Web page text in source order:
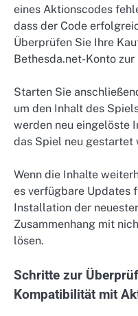
eines Aktionscodes
dass der Code
Überprüfen Sie Ihre
Bethesda.net-Konto
Starten Sie
um den Inhalt des
werden neu eingelöste
das Spiel neu gestartet
Wenn die Inhalte
es verfügbare Updates
Installation der
Zusammenhang mit
lösen.
Schritte zur
Kompatibilität mit